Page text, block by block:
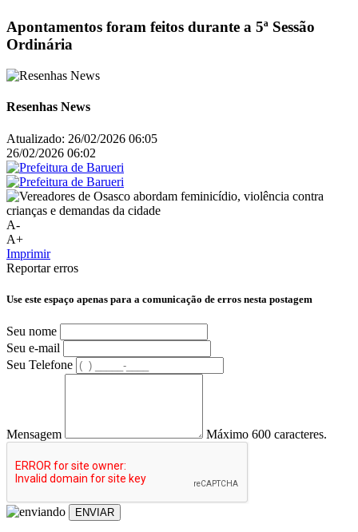
Apontamentos foram feitos durante a 5ª Sessão
Ordinária
Resenhas News
Atualizado: 26/02/2026 06:05
26/02/2026 06:02
A-
A+
Imprimir
Reportar erros
Use este espaço apenas para a comunicação de erros nesta postagem
Seu nome
Seu e-mail
Seu Telefone
Mensagem Máximo 600 caracteres.
ENVIAR